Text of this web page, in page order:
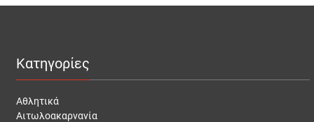
Κατηγορίες
Αθλητικά
Αιτωλοακαρνανία